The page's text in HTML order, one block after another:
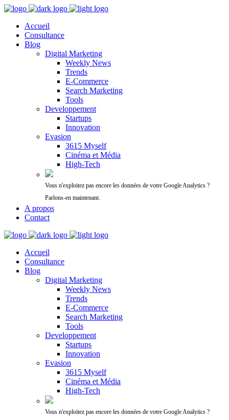
Accueil
Consultance
Blog
Digital Marketing
Weekly News
Trends
E-Commerce
Search Marketing
Tools
Developpement
Startups
Innovation
Evasion
3615 Myself
Cinéma et Média
High-Tech
Vous n'exploitez pas encore les données de votre Google Analytics ?
Parlons-en maintenant.
A propos
Contact
Accueil
Consultance
Blog
Digital Marketing
Weekly News
Trends
E-Commerce
Search Marketing
Tools
Developpement
Startups
Innovation
Evasion
3615 Myself
Cinéma et Média
High-Tech
Vous n'exploitez pas encore les données de votre Google Analytics ?